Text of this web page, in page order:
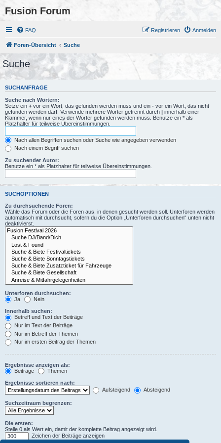
Fusion Forum
FAQ Anmelden
Registrieren
Foren-Übersicht Suche
Suche
SUCHANFRAGE
Suche nach Wörtern:
Setze ein + vor ein Wort, das gefunden werden muss und ein - vor ein Wort, das nicht
gefunden werden darf. Verwende mehrere Wörter getrennt durch | innerhalb einer
Klammer, wenn nur eines der Wörter gefunden werden muss. Benutze ein * als
Platzhalter für teilweise Übereinstimmungen.
Nach allen Begriffen suchen oder Suche wie angegeben verwenden
Nach einem Begriff suchen
Zu suchender Autor:
Benutze ein * als Platzhalter für teilweise Übereinstimmungen.
SUCHOPTIONEN
Zu durchsuchende Foren:
Wähle das Forum oder die Foren aus, in denen gesucht werden soll. Unterforen werden
automatisch mit durchsucht, sofern du die Option „Unterforen durchsuchen“ unten nicht
deaktivierst.
Unterforen durchsuchen:
Ja
Nein
Innerhalb suchen:
Betreff und Text der Beiträge
Nur im Text der Beiträge
Nur im Betreff der Themen
Nur im ersten Beitrag der Themen
Ergebnisse anzeigen als:
Beiträge
Themen
Ergebnisse sortieren nach:
Aufsteigend
Absteigend
Suchzeitraum begrenzen:
Die ersten:
Stelle 0 als Wert ein, damit der komplette Beitrag angezeigt wird.
Zeichen der Beiträge anzeigen